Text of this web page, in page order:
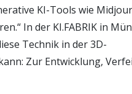
KI-Tools wie
In der KI.FABRIK in
Technik in der 3D-
Zur Entwicklung,